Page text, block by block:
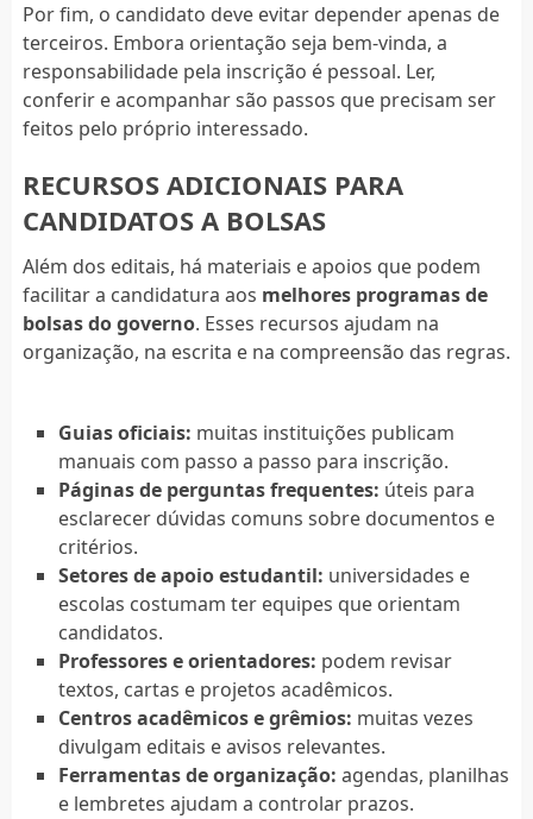
Por fim, o candidato deve evitar depender apenas de
terceiros. Embora orientação seja bem-vinda, a
responsabilidade pela inscrição é pessoal. Ler,
conferir e acompanhar são passos que precisam ser
feitos pelo próprio interessado.
RECURSOS ADICIONAIS PARA
CANDIDATOS A BOLSAS
Além dos editais, há materiais e apoios que podem
facilitar a candidatura aos melhores programas de
bolsas do governo. Esses recursos ajudam na
organização, na escrita e na compreensão das regras.
Guias oficiais: muitas instituições publicam
manuais com passo a passo para inscrição.
Páginas de perguntas frequentes: úteis para
esclarecer dúvidas comuns sobre documentos e
critérios.
Setores de apoio estudantil: universidades e
escolas costumam ter equipes que orientam
candidatos.
Professores e orientadores: podem revisar
textos, cartas e projetos acadêmicos.
Centros acadêmicos e grêmios: muitas vezes
divulgam editais e avisos relevantes.
Ferramentas de organização: agendas, planilhas
e lembretes ajudam a controlar prazos.